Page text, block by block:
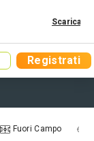
Scarica
Registrati
Fuori Campo